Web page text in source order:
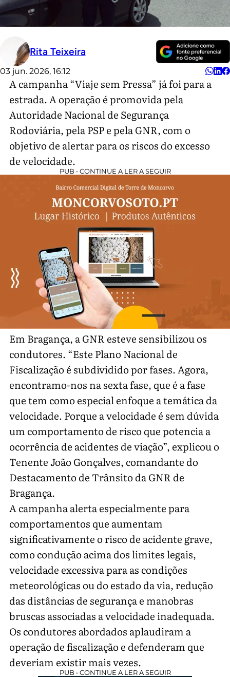
Rita Teixeira
03 jun. 2026, 16:12
A campanha “Viaje sem Pressa” já foi para a
estrada. A operação é promovida pela
Autoridade Nacional de Segurança
Rodoviária, pela PSP e pela GNR, com o
objetivo de alertar para os riscos do excesso
de velocidade.
PUB • CONTINUE A LER A SEGUIR
Em Bragança, a GNR esteve sensibilizou os
condutores. “Este Plano Nacional de
Fiscalização é subdividido por fases. Agora,
encontramo-nos na sexta fase, que é a fase
que tem como especial enfoque a temática da
velocidade. Porque a velocidade é sem dúvida
um comportamento de risco que potencia a
ocorrência de acidentes de viação”, explicou o
Tenente João Gonçalves, comandante do
Destacamento de Trânsito da GNR de
Bragança.
A campanha alerta especialmente para
comportamentos que aumentam
significativamente o risco de acidente grave,
como condução acima dos limites legais,
velocidade excessiva para as condições
meteorológicas ou do estado da via, redução
das distâncias de segurança e manobras
bruscas associadas a velocidade inadequada.
Os condutores abordados aplaudiram a
operação de fiscalização e defenderam que
deveriam existir mais vezes.
PUB • CONTINUE A LER A SEGUIR